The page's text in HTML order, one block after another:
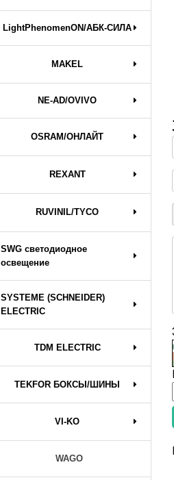
LightPhenomenON/АБК-СИЛА
MAKEL
NE-AD/OVIVO
OSRAM/ОНЛАЙТ
REXANT
RUVINIL/TYCO
SWG светодиодное
освещение
SYSTEME (SCHNEIDER)
ELECTRIC
TDM ELECTRIC
TEKFOR БОКСЫ/ШИНЫ
VI-KO
WAGO